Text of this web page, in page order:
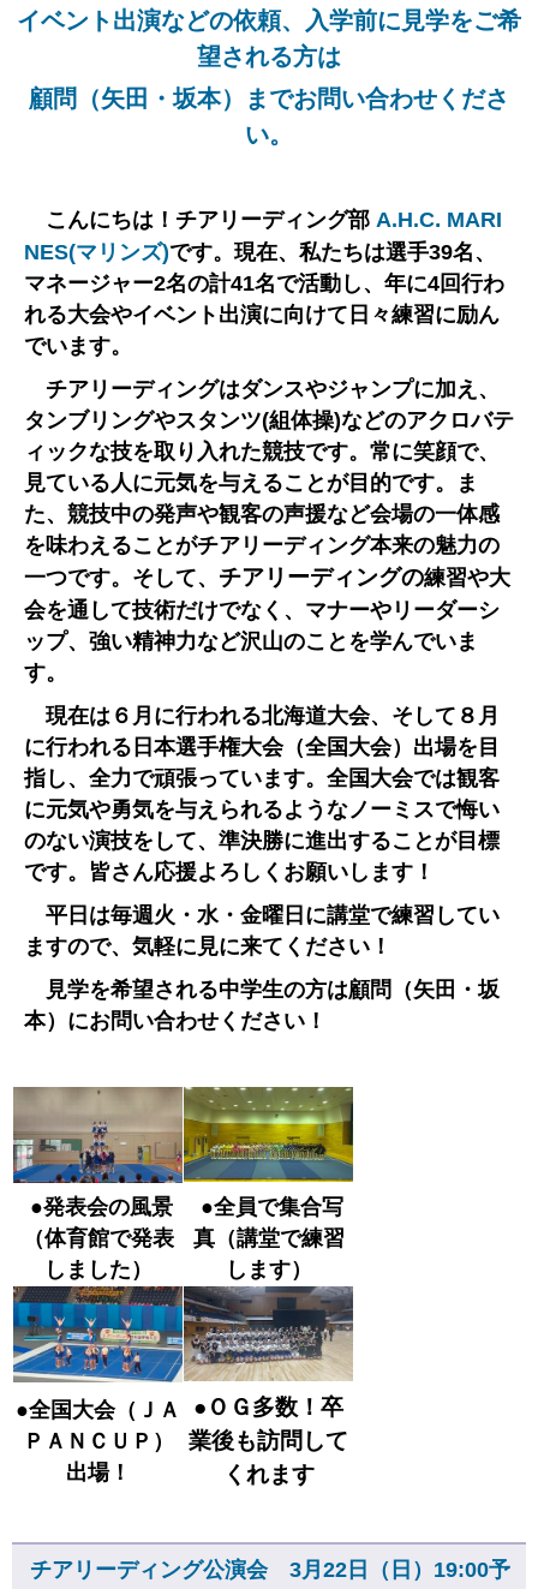
イベント出演などの依頼、
入学前に見学をご希
望される方は
顧問（矢田・坂本）までお問い合わせくださ
い。
こんにちは！チアリーディング部 A.H.C. MARI
NES(マリンズ)です。現在、私たちは選手39名、
マネージャー2名の計41名で活動し、年に4回行わ
れる大会やイベント出演に向けて日々練習に励ん
でいます。
チアリーディングはダンスやジャンプに加え、
タンブリングやスタンツ(組体操)などのアクロバテ
ィックな技を取り入れた競技です。常に笑顔で、
見ている人に元気を与えることが目的です。ま
た、競技中の発声や観客の声援など会場の一体感
を味わえることがチアリーディング本来の魅力の
一つです。そして、 チアリーディングの練習や大
会を通して技術だけでなく、マナーやリーダーシ
ップ、強い精神力など沢山のことを学んでいま
す。
現在は６月に行われる北海道大会、そして８月
に行われる日本選手権大会（全国大会）出場を目
指し、全力で頑張っています。全国大会では観客
に元気や勇気を与えられるようなノーミスで悔い
のない演技をして、準決勝に進出することが目標
です。皆さん応援よろしくお願いします！
平日は毎週火・水・金曜日に講堂で練習してい
ますので、気軽に見に来てください！
見学を希望される中学生の方は顧問（矢田・坂
本）にお問い合わせください！
●発表会の風景
（体育館で発表
しました）
●全員で集合写
真（講堂で練習
します）
●全国大会（ＪＡ
ＰＡＮＣＵＰ）
出場！
●ＯＧ多数！卒
業後も訪問して
くれます
チアリーディング公演会 3月22日（日）19:00予